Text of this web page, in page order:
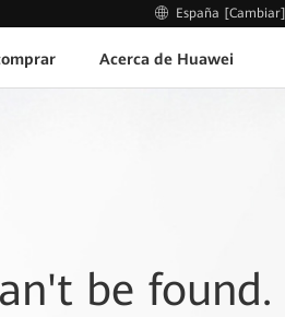
España [Cambiar]
Acerca de Huawei
be found.